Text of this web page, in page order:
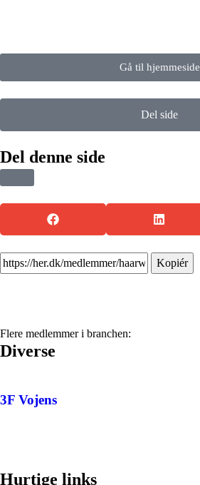
Gå til hjemmeside
Del side
Del denne side
Kopiér
Flere medlemmer i branchen:
Diverse
3F Vojens
Hurtige links